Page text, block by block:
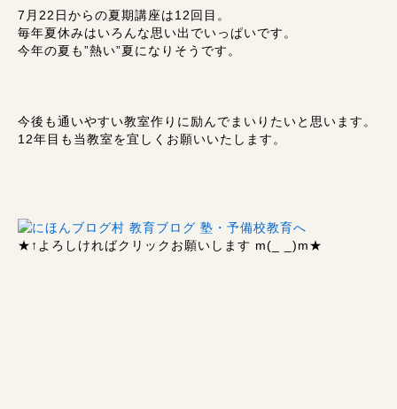
7月22日からの夏期講座は12回目。
毎年夏休みはいろんな思い出でいっぱいです。
今年の夏も”熱い”夏になりそうです。
今後も通いやすい教室作りに励んでまいりたいと思います。
12年目も当教室を宜しくお願いいたします。
★↑ よろしければクリックお願いします m(_ _)m★